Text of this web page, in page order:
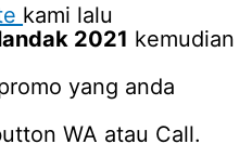
kami lalu
2021 kemudian
yang anda
WA atau Call.